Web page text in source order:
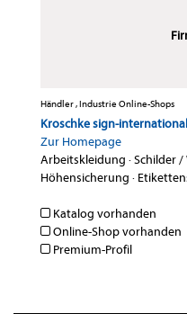
Händler , Industrie Online-Shops
Kroschke sign-
Zur Homepage
Arbeitskleidung ·Schilder
Höhensicherung ·
Katalog vorhanden
Online-Shop vorhanden
Premium-Profil